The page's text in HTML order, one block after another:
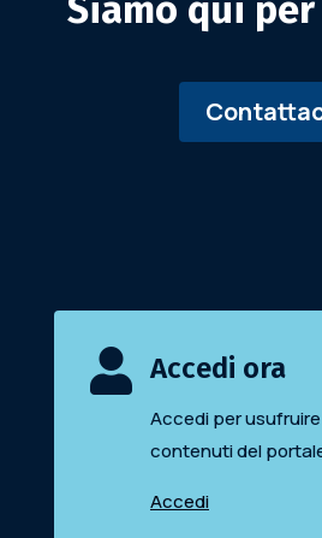
Siamo qui
 Accedi ora
Accedi per
contenuti del
Accedi